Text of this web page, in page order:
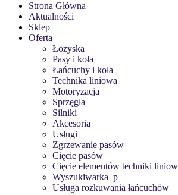
Strona Główna
Aktualności
Sklep
Oferta
Łożyska
Pasy i koła
Łańcuchy i koła
Technika liniowa
Motoryzacja
Sprzęgła
Silniki
Akcesoria
Usługi
Zgrzewanie pasów
Cięcie pasów
Cięcie elementów techniki
Wyszukiwarka_p
Usługa rozkuwania łańcuchów